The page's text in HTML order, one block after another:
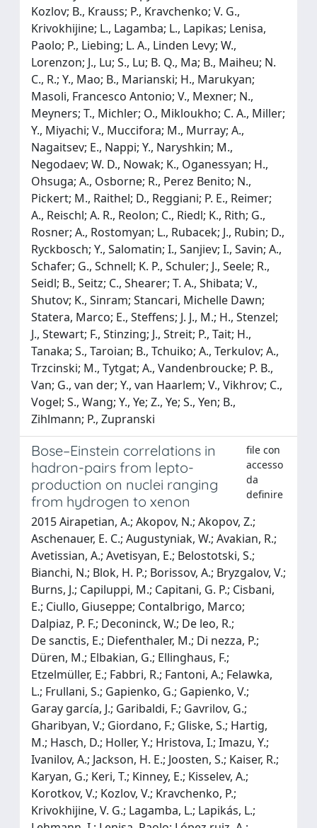
Kozlov; B., Krauss; P., Kravchenko; V. G.,
Krivokhijine; L., Lagamba; L., Lapikas; Lenisa,
Paolo; P., Liebing; L. A., Linden Levy; W.,
Lorenzon; J., Lu; S., Lu; B. Q., Ma; B., Maiheu; N.
C., R.; Y., Mao; B., Marianski; H., Marukyan;
Masoli, Francesco Antonio; V., Mexner; N.,
Meyners; T., Michler; O., Mikloukho; C. A., Miller;
Y., Miyachi; V., Muccifora; M., Murray; A.,
Nagaitsev; E., Nappi; Y., Naryshkin; M.,
Negodaev; W. D., Nowak; K., Oganessyan; H.,
Ohsuga; A., Osborne; R., Perez Benito; N.,
Pickert; M., Raithel; D., Reggiani; P. E., Reimer;
A., Reischl; A. R., Reolon; C., Riedl; K., Rith; G.,
Rosner; A., Rostomyan; L., Rubacek; J., Rubin; D.,
Ryckbosch; Y., Salomatin; I., Sanjiev; I., Savin; A.,
Schafer; G., Schnell; K. P., Schuler; J., Seele; R.,
Seidl; B., Seitz; C., Shearer; T. A., Shibata; V.,
Shutov; K., Sinram; Stancari, Michelle Dawn;
Statera, Marco; E., Steffens; J. J., M.; H., Stenzel;
J., Stewart; F., Stinzing; J., Streit; P., Tait; H.,
Tanaka; S., Taroian; B., Tchuiko; A., Terkulov; A.,
Trzcinski; M., Tytgat; A., Vandenbroucke; P. B.,
Van; G., van der; Y., van Haarlem; V., Vikhrov; C.,
Vogel; S., Wang; Y., Ye; Z., Ye; S., Yen; B.,
Zihlmann; P., Zupranski
Bose–Einstein correlations in
hadron-pairs from lepto-
production on nuclei ranging
from hydrogen to xenon
file con
accesso
da
definire
2015 Airapetian, A.; Akopov, N.; Akopov, Z.;
Aschenauer, E. C.; Augustyniak, W.; Avakian, R.;
Avetissian, A.; Avetisyan, E.; Belostotski, S.;
Bianchi, N.; Blok, H. P.; Borissov, A.; Bryzgalov, V.;
Burns, J.; Capiluppi, M.; Capitani, G. P.; Cisbani,
E.; Ciullo, Giuseppe; Contalbrigo, Marco;
Dalpiaz, P. F.; Deconinck, W.; De leo, R.;
De sanctis, E.; Diefenthaler, M.; Di nezza, P.;
Düren, M.; Elbakian, G.; Ellinghaus, F.;
Etzelmüller, E.; Fabbri, R.; Fantoni, A.; Felawka,
L.; Frullani, S.; Gapienko, G.; Gapienko, V.;
Garay garcía, J.; Garibaldi, F.; Gavrilov, G.;
Gharibyan, V.; Giordano, F.; Gliske, S.; Hartig,
M.; Hasch, D.; Holler, Y.; Hristova, I.; Imazu, Y.;
Ivanilov, A.; Jackson, H. E.; Joosten, S.; Kaiser, R.;
Karyan, G.; Keri, T.; Kinney, E.; Kisselev, A.;
Korotkov, V.; Kozlov, V.; Kravchenko, P.;
Krivokhijine, V. G.; Lagamba, L.; Lapikás, L.;